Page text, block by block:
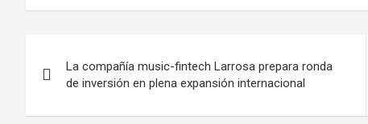
navigation
La compañía music-fintech Larrosa prepara ronda
de inversión en plena expansión internacional